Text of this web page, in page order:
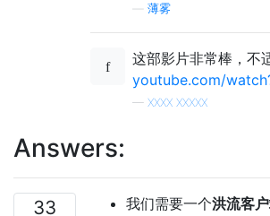
薄雾
这部影片非常棒，不
youtube.com/
— XXXX XXXXX
Answers:
33 我们需要一个洪流客